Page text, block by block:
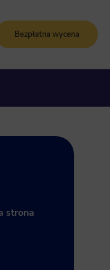
Bezpłatna wycena
strona